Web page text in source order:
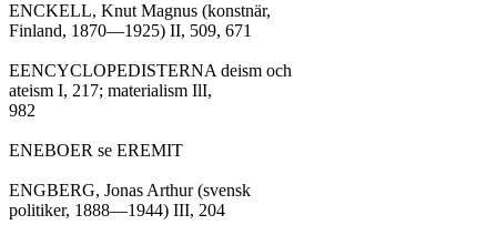
ENCKELL, Knut Magnus (konstnär,
Finland, 1870—1925) II, 509, 671
EENCYCLOPEDISTERNA deism och
ateism I, 217; materialism IlI,
982
ENEBOER se EREMIT
ENGBERG, Jonas Arthur (svensk
politiker, 1888—1944) III, 204